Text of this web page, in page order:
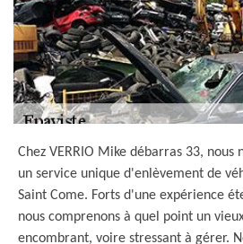
Chez VERRIO Mike débarras 33, nous
un service unique d'enlèvement de
Saint Come. Forts d'une expérience
nous comprenons à quel point un
encombrant, voire stressant à gérer.